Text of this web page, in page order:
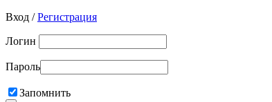
Вход /Регистрация
Логин
Пароль
Запомнить